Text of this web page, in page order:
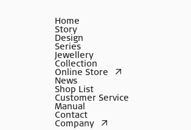
Home
Story
Design
Series
Jewellery
Collection
Online Store
News
Shop List
Customer Service
Manual
Contact
Company